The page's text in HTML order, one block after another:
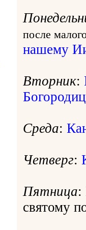
после
нашему
Вторник:
Среда:
Четверг:
Пятница:
святому